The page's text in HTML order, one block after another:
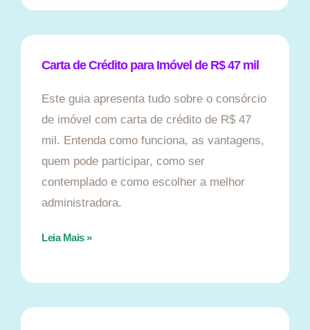
Carta de Crédito para Imóvel de R$ 47 mil
Este guia apresenta tudo sobre o consórcio
de imóvel com carta de crédito de R$ 47
mil. Entenda como funciona, as vantagens,
quem pode participar, como ser
contemplado e como escolher a melhor
administradora.
Leia Mais »